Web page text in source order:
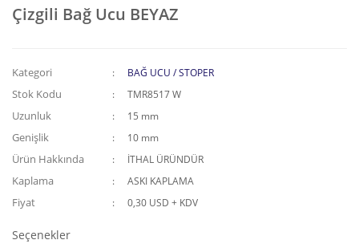
Çizgili Bağ Ucu BEYAZ
Kategori BAĞ UCU / STOPER
Stok Kodu TMR8517 W
Uzunluk 15 mm
Genişlik 10 mm
Ürün Hakkında İTHAL ÜRÜNDÜR
Kaplama ASKI KAPLAMA
Fiyat 0,30 USD + KDV
Seçenekler